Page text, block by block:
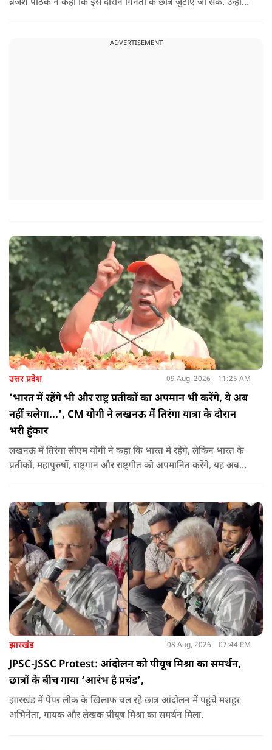
ब्रजेश पाठक ने कहा कि इस दौरान गिनती के छात्र जुटाए जा सके. उन्होंने
ADVERTISEMENT
उत्तर प्रदेश 09 Aug, 2026 11:25 AM
'भारत में रहेंगे भी और राष्ट्र प्रतीकों का अपमान भी करेंगे, ये अब
नहीं चलेगा...', CM योगी ने लखनऊ में तिरंगा यात्रा के दौरान
भरी हुंकार
लखनऊ में तिरंगा सीएम योगी ने कहा कि भारत में रहेंगे, लेकिन भारत के
प्रतीकों, महापुरुषों, राष्ट्रगान और राष्ट्रगीत को अपमानित करेंगे, यह अब
की हर चुनौती का सामना करने में सक्षम है.
झारखंड 08 Aug, 2026 07:44 PM
JPSC-JSSC Protest: आंदोलन को पीयूष मिश्रा का समर्थन,
छात्रों के बीच गाया ‘आरंभ है प्रचंड’,
झारखंड में पेपर लीक के खिलाफ चल रहे छात्र आंदोलन में पहुंचे मशहूर
अभिनेता, गायक और लेखक पीयूष मिश्रा का समर्थन मिला.